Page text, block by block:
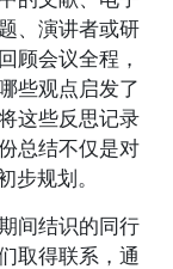
、演讲者或研
顾会议全程，
些观点启发了
这些反思记录
总结不仅是对
步规划。
间结识的同行
取得联系，通